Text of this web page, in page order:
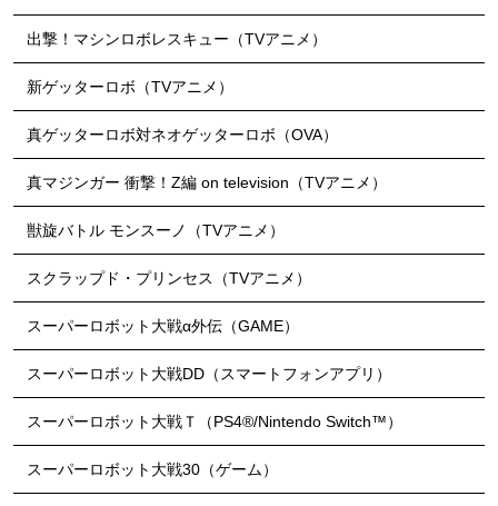
出撃！マシンロボレスキュー（TVアニメ）
新ゲッターロボ（TVアニメ）
真ゲッターロボ対ネオゲッターロボ（OVA）
真マジンガー 衝撃！Z編 on television（TVアニメ）
獣旋バトル モンスーノ（TVアニメ）
スクラップド・プリンセス（TVアニメ）
スーパーロボット大戦α外伝（GAME）
スーパーロボット大戦DD（スマートフォンアプリ）
スーパーロボット大戦Ｔ（PS4®/Nintendo Switch™）
スーパーロボット大戦30（ゲーム）